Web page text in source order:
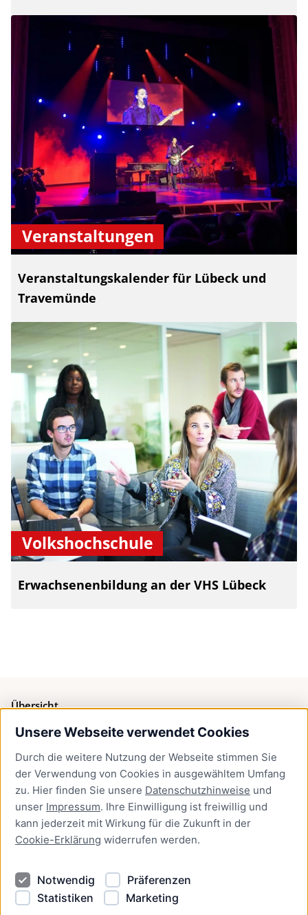
Unsere Webseite verwendet Cookies
Durch die weitere Nutzung der Webseite stimmen Sie
der Verwendung von Cookies in ausgewähltem Umfang
zu. Hier finden Sie unsere Datenschutzhinweise und
unser Impressum. Ihre Einwilligung ist freiwillig und
kann jederzeit mit Wirkung für die Zukunft in der
Cookie-Erklärung widerrufen werden.
Notwendig
Präferenzen
Statistiken
Marketing
Veranstaltungen
Veranstaltungskalender für Lübeck und
Travemünde
Volkshochschule
Erwachsenenbildung an der VHS Lübeck
Übersicht
Bürgerservice
Presse
Newsletter Lübeck:kompakt
Kontakt
Kontakt
Datenschutzhinweise
Barrierefreiheit